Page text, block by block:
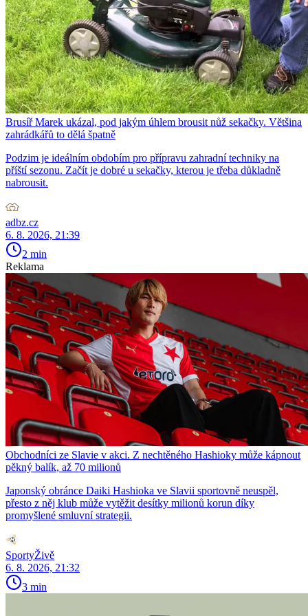
Brusíř Marek ukázal, pod jakým úhlem brousit nůž sekačky. Většina
zahrádkářů to dělá špatně
Podzim je ideálním obdobím pro přípravu zahradní techniky na
příští sezonu. Začít je dobré u sekačky, kterou je třeba důkladně
nabrousit.
adbz.cz
6. 8. 2026, 21:39
2 min
Reklama
Obchodníci ze Slavie v akci. Z nechtěného Hashioky může kápnout
pěkný balík, až 70 milionů
Japonský obránce Daiki Hashioka ve Slavii sportovně neuspěl,
přesto z něj klub může vytěžit desítky milionů korun díky
promyšlené smluvní strategii.
SportyŽivě
6. 8. 2026, 21:32
3 min